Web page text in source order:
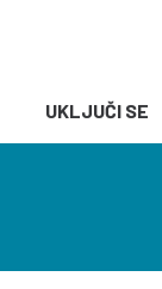
UKLJUČI SE